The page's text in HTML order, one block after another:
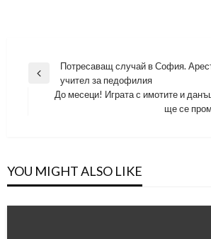
Навигация
Previous
Потресаващ случай в София.
учител за педофилия
До месеци! Играта с имотите и
ще се
YOU MIGHT ALSO LIKE